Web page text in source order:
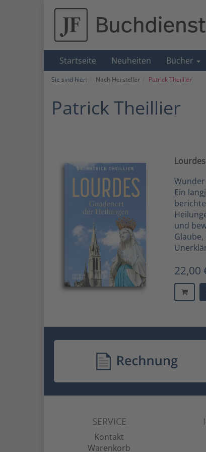
Startseite Neuheiten Bücher
Sie sind hier: Nach Hersteller Patrick Theillier
Patrick Theillier
Ein
und
22,00
SERVICE
Kontakt
Warenkorb